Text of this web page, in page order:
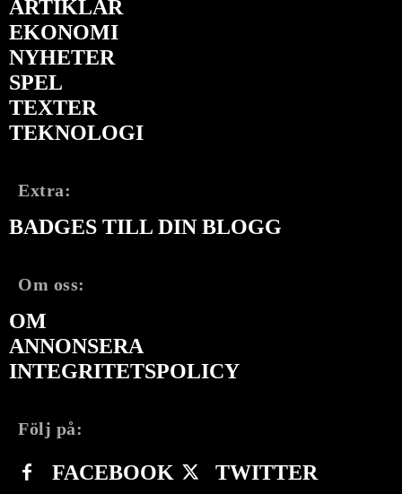
ARTIKLAR
EKONOMI
NYHETER
SPEL
TEXTER
TEKNOLOGI
Extra:
BADGES TILL DIN BLOGG
Om oss:
OM
ANNONSERA
INTEGRITETSPOLICY
Följ på:
FACEBOOK TWITTER